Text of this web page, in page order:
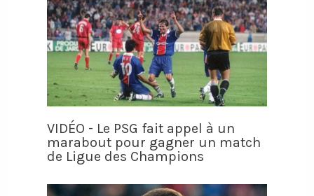
VIDÉO - Le PSG fait appel à un
marabout pour gagner un match
de Ligue des Champions